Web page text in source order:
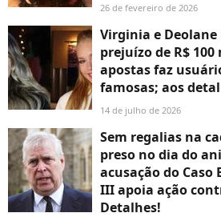
26 de fevereiro de 2026
Virginia e Deolane
prejuízo de R$
apostas faz
famosas; aos
14 de julho de 2026
Sem regalias na
preso no dia do
acusação do Caso
III apoia ação
Detalhes!